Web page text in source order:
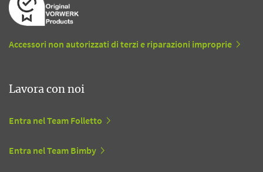
Accessori non autorizzati di terzi e riparazioni improprie
Lavora con noi
Entra nel Team Folletto
Entra nel Team Bimby